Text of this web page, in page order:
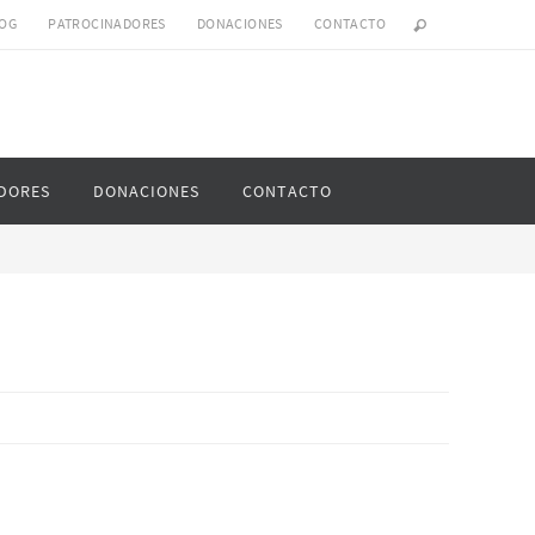
PATROCINADORES DONACIONES CONTACTO
DONACIONES CONTACTO